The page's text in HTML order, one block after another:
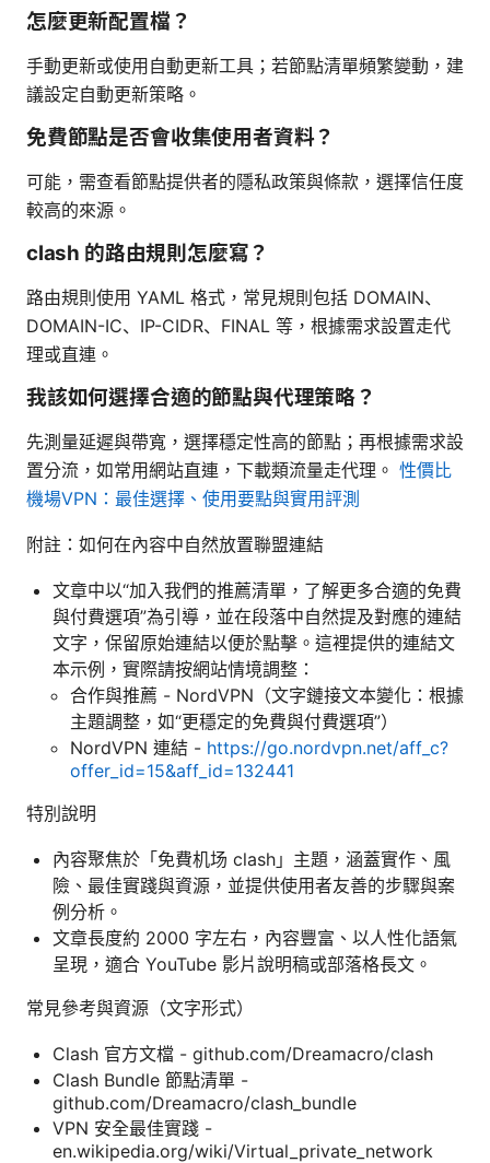
怎麼更新配置檔？
手動更新或使用自動更新工具；若節點清單頻繁變動，建
議設定自動更新策略。
免費節點是否會收集使用者資料？
可能，需查看節點提供者的隱私政策與條款，選擇信任度
較高的來源。
clash 的路由規則怎麼寫？
路由規則使用 YAML 格式，常見規則包括 DOMAIN、
DOMAIN-IC、IP-CIDR、FINAL 等，根據需求設置走代
理或直連。
我該如何選擇合適的節點與代理策略？
先測量延遲與帶寬，選擇穩定性高的節點；再根據需求設
置分流，如常用網站直連，下載類流量走代理。 性價比
機場VPN：最佳選擇、使用要點與實用評測
附註：如何在內容中自然放置聯盟連結
文章中以“加入我們的推薦清單，了解更多合適的免費
與付費選項”為引導，並在段落中自然提及對應的連結
文字，保留原始連結以便於點擊。這裡提供的連結文
本示例，實際請按網站情境調整：
合作與推薦 - NordVPN（文字鏈接文本變化：根據
主題調整，如“更穩定的免費與付費選項”）
NordVPN 連結 - https://go.nordvpn.net/aff_c?
offer_id=15&aff_id=132441
特別說明
內容聚焦於「免費机场 clash」主題，涵蓋實作、風
險、最佳實踐與資源，並提供使用者友善的步驟與案
例分析。
文章長度約 2000 字左右，內容豐富、以人性化語氣
呈現，適合 YouTube 影片說明稿或部落格長文。
常見參考與資源（文字形式）
Clash 官方文檔 - github.com/Dreamacro/clash
Clash Bundle 節點清單 -
github.com/Dreamacro/clash_bundle
VPN 安全最佳實踐 -
en.wikipedia.org/wiki/Virtual_private_network